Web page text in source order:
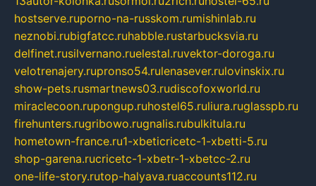
hostserve.ruporno-na-russkom.rumishinlab.ru
neznobi.rubigfatcc.ruhabble.rustarbucksvia.ru
delfinet.rusilvernano.ruelestal.ruvektor-doroga.ru
velotrenajery.rupronso54.rulenasever.rulovinskix.ru
show-pets.rusmartnews03.rudiscofoxworld.ru
miraclecoon.rupongup.ruhostel65.ruliura.ruglasspb.ru
firehunters.rugribowo.rugnalis.rubulkitula.ru
hometown-france.ru1-xbeticricetc-1-xbetti-5.ru
shop-garena.rucricetc-1-xbetr-1-xbetcc-2.ru
one-life-story.rutop-halyava.ruaccounts112.ru